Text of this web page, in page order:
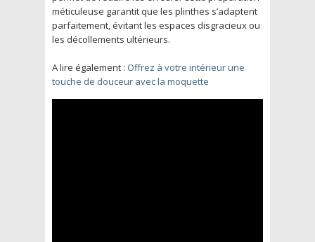
méticuleuse garantit que les plinthes s’adaptent
parfaitement, évitant les espaces disgracieux ou
les décollements ultérieurs.
A lire également : Offrez à votre intérieur une
touche de douceur avec la moquette